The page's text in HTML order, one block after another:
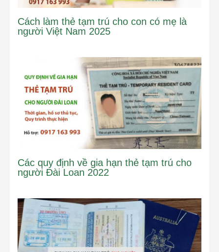
Cách làm thẻ tạm trú cho con có mẹ là
người Việt Nam 2025
Các quy định về gia hạn thẻ tạm trú cho
người Đài Loan 2022